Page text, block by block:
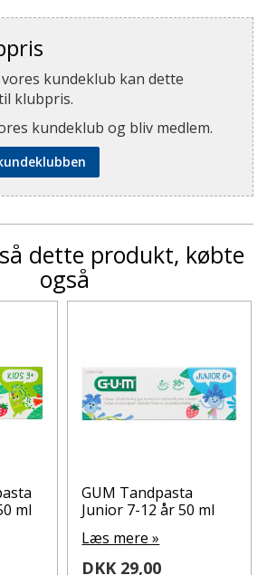
kundeklub kan dette
klubpris.
kundeklub og bliv medlem.
dette produkt, købte
også
ml
GUM Tandpasta
Junior 7-12 år 50 ml
Læs mere »
DKK 29,00